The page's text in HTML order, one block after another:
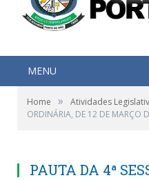
MENU
Home » Atividades
ORDINÁRIA, DE 12 DE MARÇO
PAUTA DA 4ª